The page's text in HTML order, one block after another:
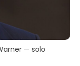
— solo